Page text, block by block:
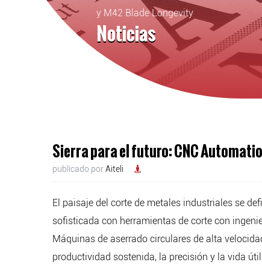
y M42 Blade Longevity
Noticias
Sierra para el futuro: CNC
publicado porAiteli
El paisaje del corte de metales industriales se
sofisticada con herramientas de corte con
Máquinas de aserrado circulares de alta
productividad sostenida, la precisión y la vida